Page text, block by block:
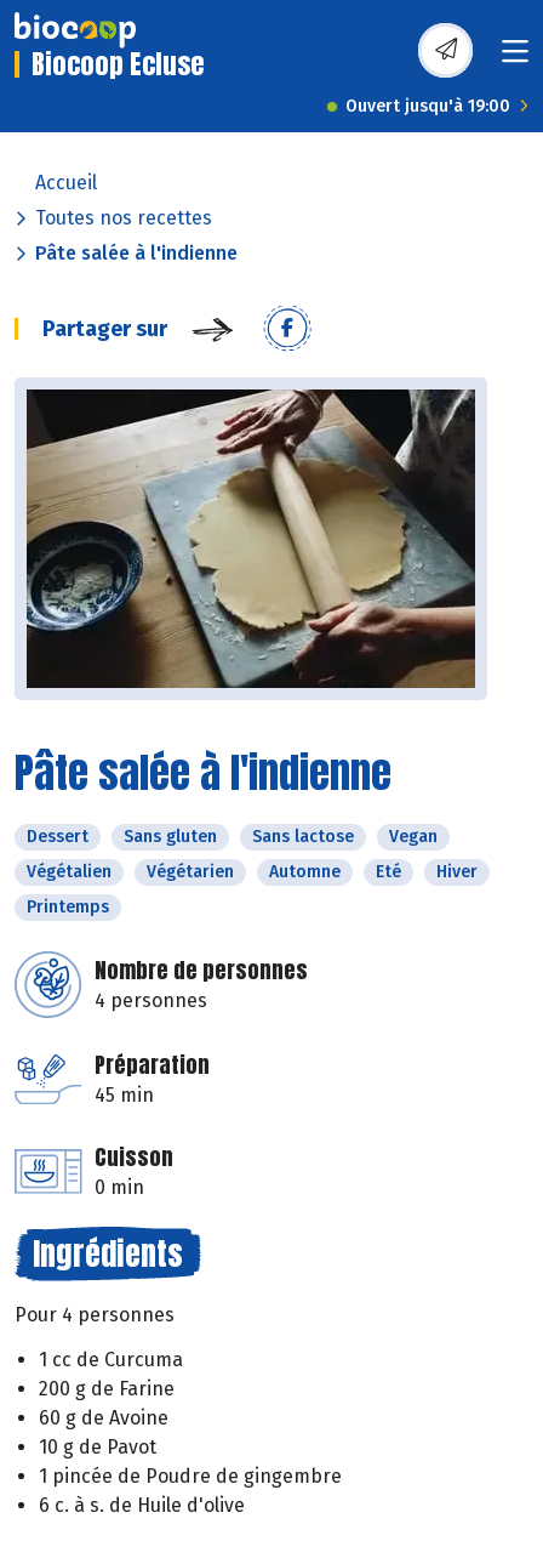
Biocoop Ecluse
Ouvert jusqu'à 19:00
Accueil
Toutes nos recettes
Pâte salée à l'indienne
Partager sur
Pâte salée à l'indienne
Dessert Sans gluten Sans lactose
Vegan
Végétalien
Végétarien Automne Eté
Hiver
Printemps
Nombre de personnes
4 personnes
Préparation
45 min
Cuisson
0 min
Ingrédients
Pour 4 personnes
1 cc de Curcuma
200 g de Farine
60 g de Avoine
10 g de Pavot
1 pincée de Poudre de gingembre
6 c. à s. de Huile d'olive